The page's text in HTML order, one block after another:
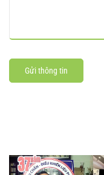
Gửi thông tin